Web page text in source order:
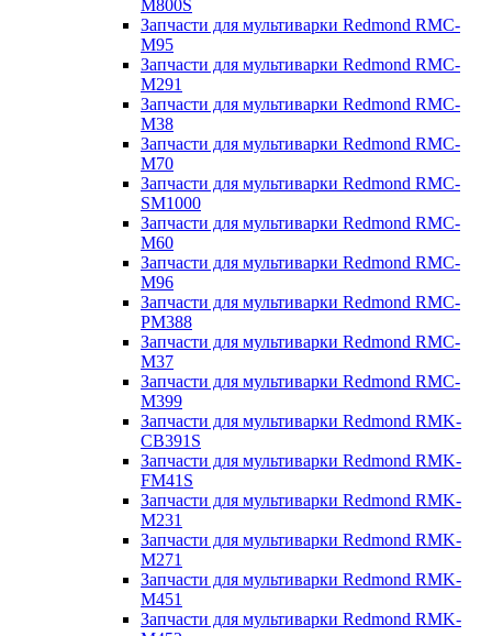
M800S
Запчасти для мультиварки Redmond RMC-
M95
Запчасти для мультиварки Redmond RMC-
M291
Запчасти для мультиварки Redmond RMC-
M38
Запчасти для мультиварки Redmond RMC-
M70
Запчасти для мультиварки Redmond RMC-
SM1000
Запчасти для мультиварки Redmond RMC-
M60
Запчасти для мультиварки Redmond RMC-
M96
Запчасти для мультиварки Redmond RMC-
PM388
Запчасти для мультиварки Redmond RMC-
M37
Запчасти для мультиварки Redmond RMC-
M399
Запчасти для мультиварки Redmond RMK-
CB391S
Запчасти для мультиварки Redmond RMK-
FM41S
Запчасти для мультиварки Redmond RMK-
M231
Запчасти для мультиварки Redmond RMK-
M271
Запчасти для мультиварки Redmond RMK-
M451
Запчасти для мультиварки Redmond RMK-